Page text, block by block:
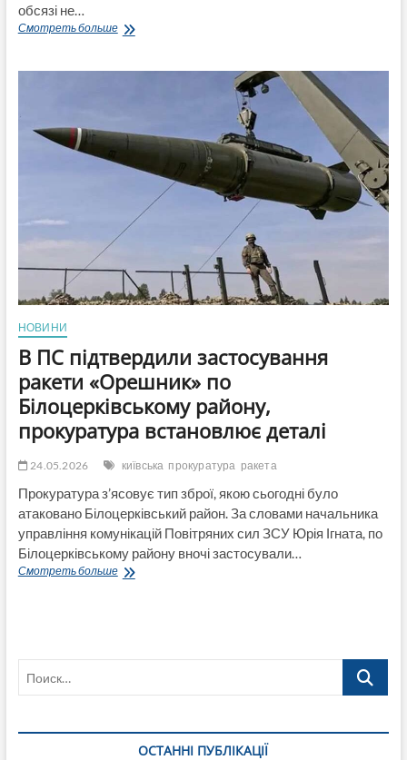
обсязі не…
Смотреть большеПропозиція
заблокували
обов’язкові
0,25%
допомогу
Україні
НОВИНИ
В ПС підтвердили застосування
ракети «Орешник» по
Білоцерківському району,
прокуратура встановлює деталі
24.05.2026 київська прокуратура ракета
Прокуратура з’ясовує тип зброї, якою сьогодні було
атаковано Білоцерківський район. За словами начальника
управління комунікацій Повітряних сил ЗСУ Юрія Ігната, по
Білоцерківському району вночі застосували…
Смотреть большеВ
встановлює
деталі
Поиск…
ОСТАННІ ПУБЛІКАЦІЇ